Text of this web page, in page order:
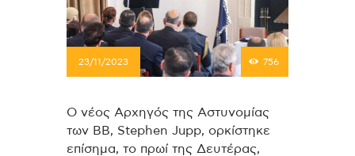
23/11/2023 756
Ο νέος Αρχηγός της Αστυνομίας
των ΒΒ, Stephen Jupp, ορκίστηκε
επίσημα, το πρωί της Δευτέρας,